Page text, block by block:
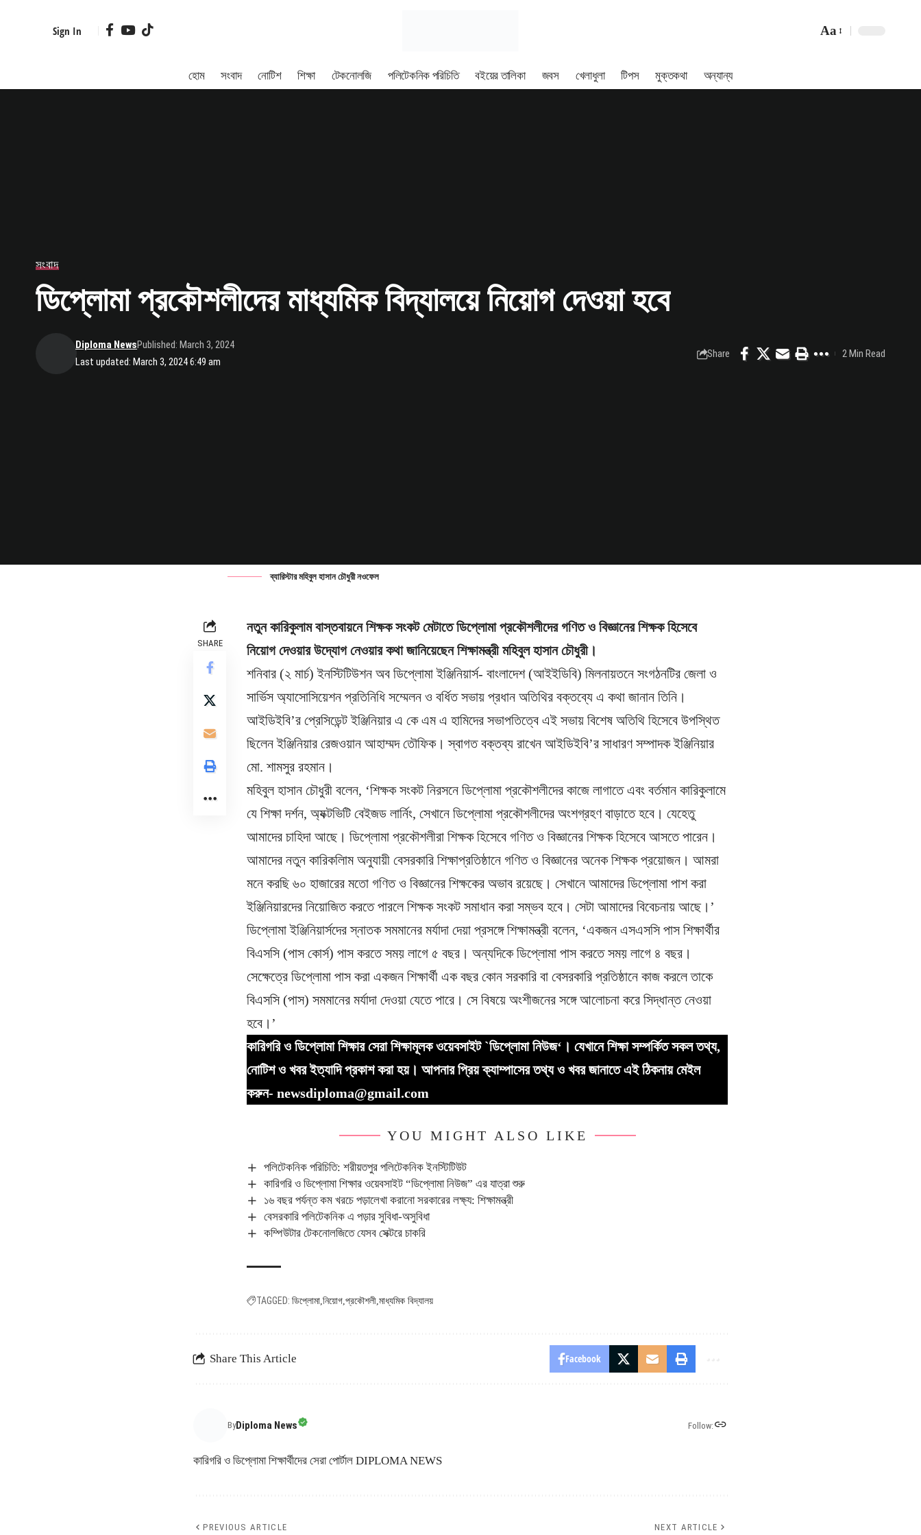
Sign In Aa
হোম সংবাদ নোটিশ শিক্ষা টেকনোলজি পলিটেকনিক পরিচিতি বইয়ের তালিকা জবস খেলাধুলা টিপস মুক্তকথা অন্যান্য
সংবাদ
ডিপ্লোমা প্রকৌশলীদের মাধ্যমিক বিদ্যালয়ে নিয়োগ দেওয়া হবে
Last updated: March 3, 2024 6:49 am
Diploma NewsPublished: March 3, 2024
Share 2 Min Read
ব্যারিস্টার মহিবুল হাসান চৌধুরী নওফেল
SHARE
নতুন কারিকুলাম বাস্তবায়নে শিক্ষক সংকট মেটাতে ডিপ্লোমা প্রকৌশলীদের গণিত ও বিজ্ঞানের শিক্ষক হিসেবে
নিয়োগ দেওয়ার উদ্যোগ নেওয়ার কথা জানিয়েছেন শিক্ষামন্ত্রী মহিবুল হাসান চৌধুরী।
শনিবার (২ মার্চ) ইনস্টিটিউশন অব ডিপ্লোমা ইঞ্জিনিয়ার্স- বাংলাদেশ (আইইডিবি) মিলনায়তনে সংগঠনটির জেলা ও
সার্ভিস অ্যাসোসিয়েশন প্রতিনিধি সম্মেলন ও বর্ধিত সভায় প্রধান অতিথির বক্তব্যে এ কথা জানান তিনি।
আইডিইবি’র প্রেসিডেন্ট ইঞ্জিনিয়ার এ কে এম এ হামিদের সভাপতিত্বে এই সভায় বিশেষ অতিথি হিসেবে উপস্থিত
ছিলেন ইঞ্জিনিয়ার রেজওয়ান আহাম্মদ তৌফিক। স্বাগত বক্তব্য রাখেন আইডিইবি’র সাধারণ সম্পাদক ইঞ্জিনিয়ার
মো. শামসুর রহমান।
মহিবুল হাসান চৌধুরী বলেন, ‘শিক্ষক সংকট নিরসনে ডিপ্লোমা প্রকৌশলীদের কাজে লাগাতে এবং বর্তমান কারিকুলামে
যে শিক্ষা দর্শন, অ্যক্টভিটি বেইজড লার্নিং, সেখানে ডিপ্লোমা প্রকৌশলীদের অংশগ্রহণ বাড়াতে হবে। যেহেতু
আমাদের চাহিদা আছে। ডিপ্লোমা প্রকৌশলীরা শিক্ষক হিসেবে গণিত ও বিজ্ঞানের শিক্ষক হিসেবে আসতে পারেন।
আমাদের নতুন কারিকলিাম অনুযায়ী বেসরকারি শিক্ষাপ্রতিষ্ঠানে গণিত ও বিজ্ঞানের অনেক শিক্ষক প্রয়োজন। আমরা
মনে করছি ৬০ হাজারের মতো গণিত ও বিজ্ঞানের শিক্ষকের অভাব রয়েছে। সেখানে আমাদের ডিপ্লোমা পাশ করা
ইঞ্জিনিয়ারদের নিয়োজিত করতে পারলে শিক্ষক সংকট সমাধান করা সম্ভব হবে। সেটা আমাদের বিবেচনায় আছে।’
ডিপ্লোমা ইঞ্জিনিয়ার্সদের স্নাতক সমমানের মর্যাদা দেয়া প্রসঙ্গে শিক্ষামন্ত্রী বলেন, ‘একজন এসএসসি পাস শিক্ষার্থীর
বিএসসি (পাস কোর্স) পাস করতে সময় লাগে ৫ বছর। অন্যদিকে ডিপ্লোমা পাস করতে সময় লাগে ৪ বছর।
সেক্ষেত্রে ডিপ্লোমা পাস করা একজন শিক্ষার্থী এক বছর কোন সরকারি বা বেসরকারি প্রতিষ্ঠানে কাজ করলে তাকে
বিএসসি (পাস) সমমানের মর্যাদা দেওয়া যেতে পারে। সে বিষয়ে অংশীজনের সঙ্গে আলোচনা করে সিদ্ধান্ত নেওয়া
হবে।’
কারিগরি ও ডিপ্লোমা শিক্ষার সেরা শিক্ষামূলক ওয়েবসাইট `ডিপ্লোমা নিউজ‘। যেখানে শিক্ষা সম্পর্কিত সকল তথ্য,
নোটিশ ও খবর ইত্যাদি প্রকাশ করা হয়। আপনার প্রিয় ক্যাম্পাসের তথ্য ও খবর জানাতে এই ঠিকনায় মেইল
করুন- newsdiploma@gmail.com
YOU MIGHT ALSO LIKE
পলিটেকনিক পরিচিতি: শরীয়তপুর পলিটেকনিক ইনস্টিটিউট
কারিগরি ও ডিপ্লোমা শিক্ষার ওয়েবসাইট “ডিপ্লোমা নিউজ” এর যাত্রা শুরু
১৬ বছর পর্যন্ত কম খরচে পড়ালেখা করানো সরকারের লক্ষ্য: শিক্ষামন্ত্রী
বেসরকারি পলিটেকনিক এ পড়ার সুবিধা-অসুবিধা
কম্পিউটার টেকনোলজিতে যেসব সেক্টরে চাকরি
TAGGED: ডিপ্লোমা নিয়োগ প্রকৌশলী মাধ্যমিক বিদ্যালয়
Share This Article Facebook
ByDiploma News Follow:
কারিগরি ও ডিপ্লোমা শিক্ষার্থীদের সেরা পোর্টাল DIPLOMA NEWS
PREVIOUS ARTICLE NEXT ARTICLE